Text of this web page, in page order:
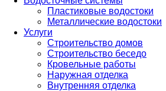
Пластиковые водостоки
Металлические водостоки
Услуги
Строительство домов
Строительство беседо
Кровельные работы
Наружная отделка
Внутренняя отделка